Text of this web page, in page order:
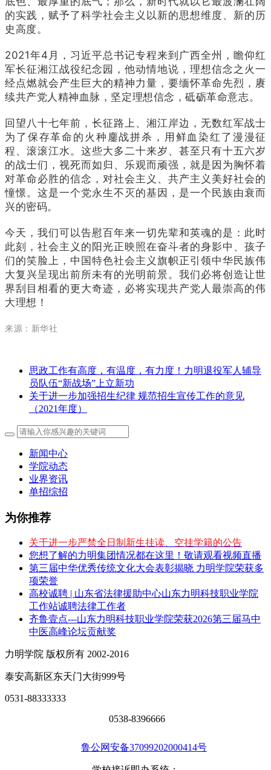
的实践，赋予了科学社会主义以新的思想维度、新的历
史高度。
2021年4月，习近平总书记专程来到广西全州，瞻仰红
军长征湘江战役纪念园，他动情地说，理想信念之火一
经点燃就会产生巨大的精神力量，要缅怀革命先烈，赓
续共产党人精神血脉，坚定理想信念，砥砺革命意志。
回望八十七年前，长征路上、湘江岸边，无数红军战士
为了保存革命的火种鏖战拼杀，用鲜血染红了漫漫征
程、滚滚江水。这些大多二十来岁、甚至只有十五六岁
的战士们，视死而如归、乐观而顽强，就是因为胸怀着
对革命必胜的信念，对社会主义、共产主义美好社会的
憧憬。这是一个党永生不灭的基因，是一个民族由衰而
兴的密码。
今天，我们可以告慰百年来一切先辈和英魂的是：此时
此刻，社会主义的阳光正映照在奋斗者的身影中、孩子
们的笑脸上，中国特色社会主义旗帜正引领中华民族伟
大复兴呈现出前所未有的光明前景。我们必将创造让世
界刮目相看的更大奇迹，必将实现共产党人最崇高的伟
大理想！
来源：新华社
思政工作有高度，有温度，有力度！力明退役军人辅导
员队伍“新战场”上立新功
关于进一步加强招生纪律 规范招生宣传工作的意见
（2021年度）
新闻中心
学院动态
业界资讯
单招综招
为你推荐
关于进一步严禁全日制新生挂读、空挂学籍的公告
您想了解的力明集团情况都在这里！敬请观看视频直播
第三届中华优秀传统文化大会表彰揭晓 力明学院荣获多
项荣誉
高校诚聘 | 山东省法律援助中心山东力明科技职业学院
工作站诚聘法律工作者
齐鲁壹点---山东力明科技职业学院荣获2026第三届马中
中医高峰论坛贡献奖
力明学院 版权所有 2002-2016
泰安高新区东天门大街999号
0531-88333333
0538-8396666
鲁公网安备37099202000414号